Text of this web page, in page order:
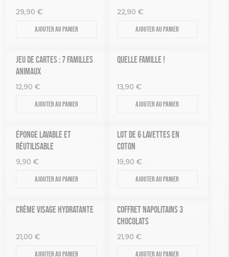
29,90 €
Ajouter au panier
22,90 €
Ajouter au panier
JEU DE CARTES : 7 FAMILLES
ANIMAUX
12,90 €
Ajouter au panier
QUELLE FAMILLE !
13,90 €
Ajouter au panier
ÉPONGE LAVABLE ET
RÉUTILISABLE
9,90 €
Ajouter au panier
LOT DE 6 LAVETTES EN
COTON
19,90 €
Ajouter au panier
CRÈME VISAGE HYDRATANTE
21,00 €
Ajouter au panier
COFFRET NAPOLITAINS 3
CHOCOLATS
21,90 €
Ajouter au panier